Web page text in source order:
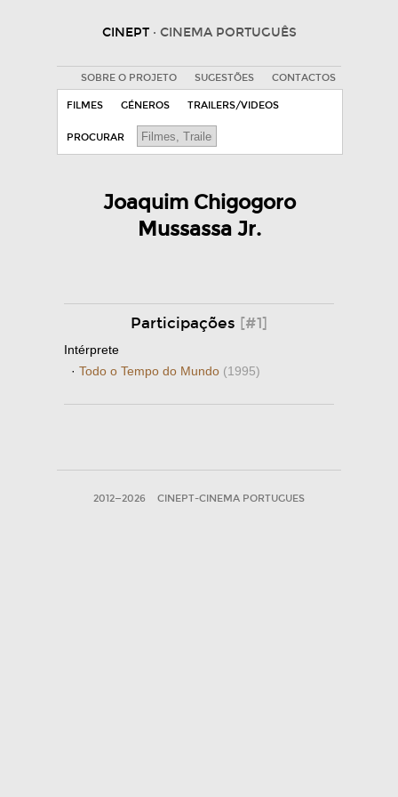
CINEPT · CINEMA PORTUGUÊS
SOBRE O PROJETO SUGESTÕES CONTACTOS
FILMES GÉNEROS TRAILERS/VIDEOS
PROCURAR
Joaquim Chigogoro
Mussassa Jr.
Participações [#1]
Intérprete
· Todo o Tempo do Mundo (1995)
2012—2026 CINEPT-CINEMA PORTUGUES